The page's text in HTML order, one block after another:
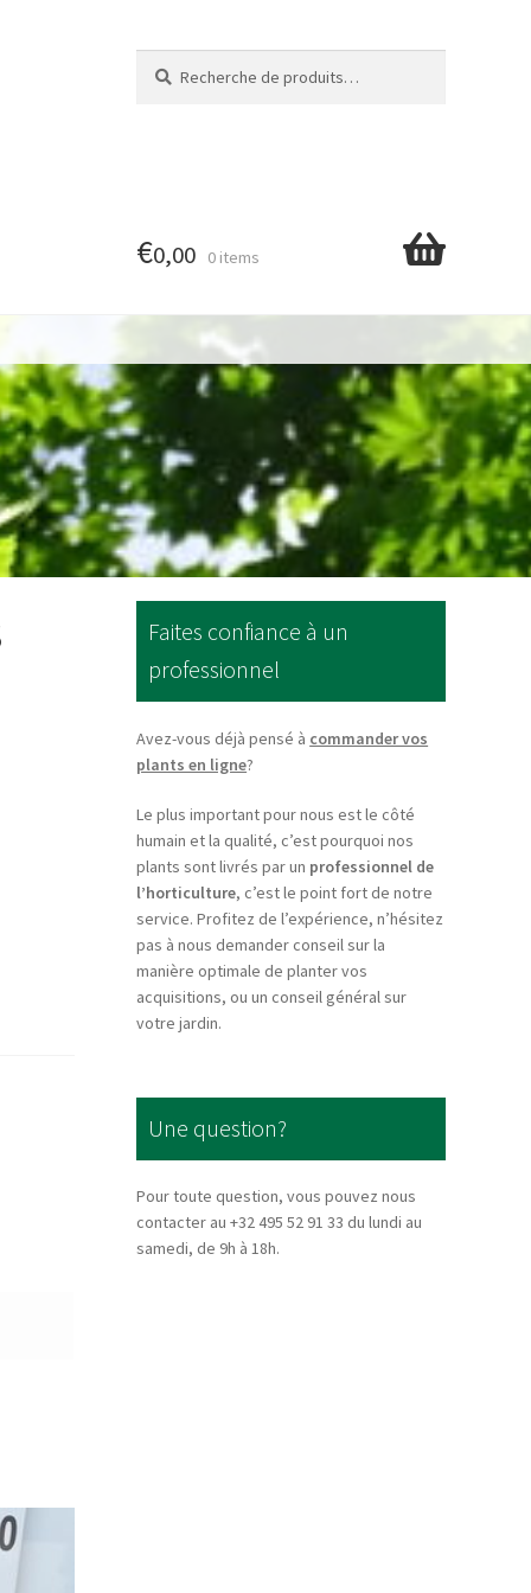
pour :
€0,00 0 items
Faites confiance à un
professionnel
Avez-vous déjà pensé à commander vos
plants en ligne?
Le plus important pour nous est le côté
humain et la qualité, c’est pourquoi nos
plants sont livrés par un professionnel de
l’horticulture, c’est le point fort de notre
service. Profitez de l’expérience, n’hésitez
pas à nous demander conseil sur la
manière optimale de planter vos
acquisitions, ou un conseil général sur
votre jardin.
Une question?
Pour toute question, vous pouvez nous
contacter au +32 495 52 91 33 du lundi au
samedi, de 9h à 18h.